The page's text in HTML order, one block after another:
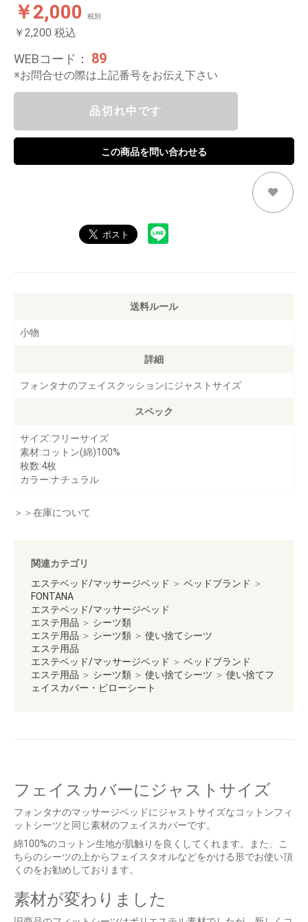
￥2,000 税別
￥2,200 税込
WEBコード： 89
※お問合せの際は上記番号をお伝え下さい
品切れ中です
この商品を問い合わせる
送料ルール
小物
詳細
フォンタナのフェイスクッションにジャストサイズ
スペック
サイズ:フリーサイズ
素材:コットン(綿)100%
枚数:4枚
カラー:ナチュラル
＞＞在庫について
関連カテゴリ
エステベッド/マッサージベッド ＞ ベッドブランド ＞
FONTANA
エステベッド/マッサージベッド
エステ用品 ＞ シーツ類
エステ用品 ＞ シーツ類 ＞ 使い捨てシーツ
エステ用品
エステベッド/マッサージベッド ＞ ベッドブランド
エステ用品 ＞ シーツ類 ＞ 使い捨てシーツ ＞ 使い捨てフ
ェイスカバー・ピローシート
フェイスカバーにジャストサイズ
フォンタナのマッサージベッドにジャストサイズなコットンフィ
ットシーツと同じ素材のフェイスカバーです。
綿100%のコットン生地が肌触りを良くしてくれます。また、こ
ちらのシーツの上からフェイスタオルなどをかける形でお使い頂
くのをお勧めしております。
素材が変わりました